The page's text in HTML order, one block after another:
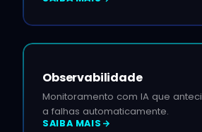
Observabilidade
Monitoramento com IA que
a falhas automaticamente.
SAIBA MAIS